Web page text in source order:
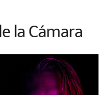
la Cámara